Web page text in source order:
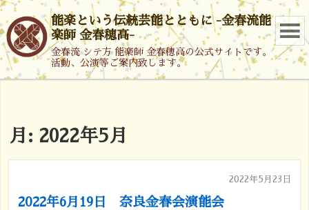
能楽という伝統芸能とともに -金春流能
楽師 金春穂高-
金春流 シテ方 能楽師 金春穂高の公式サイトです。
活動、公演等ご案内致します。
月: 2022年5月
2022年5月23日
2022年6月19日 奈良金春会演能会